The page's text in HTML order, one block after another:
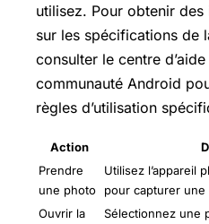
utilisez. Pour obtenir
sur les spécifications de
consulter le centre
communauté Android
règles d’utilisation
Action
Prendre
une photo
Utilisez l’appareil
pour capturer une
Ouvrir la
Sélectionnez une